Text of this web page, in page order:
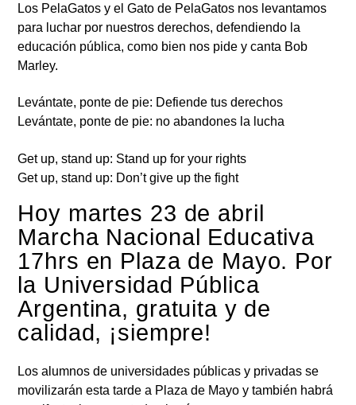
Los PelaGatos y el Gato de PelaGatos nos levantamos
para luchar por nuestros derechos, defendiendo la
educación pública, como bien nos pide y canta Bob
Marley.
Levántate, ponte de pie: Defiende tus derechos
Levántate, ponte de pie: no abandones la lucha
Get up, stand up: Stand up for your rights
Get up, stand up: Don’t give up the fight
Hoy martes 23 de abril
Marcha Nacional Educativa
17hrs en Plaza de Mayo. Por
la Universidad Pública
Argentina, gratuita y de
calidad, ¡siempre!
Los alumnos de universidades públicas y privadas se
movilizarán esta tarde a Plaza de Mayo y también habrá